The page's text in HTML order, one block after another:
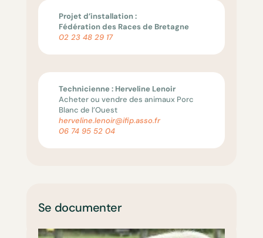
Projet d’installation :
Fédération des Races de Bretagne
02 23 48 29 17
Technicienne : Herveline Lenoir
Acheter ou vendre des animaux Porc
Blanc de l’Ouest
herveline.lenoir@ifip.asso.fr
06 74 95 52 04
Se documenter